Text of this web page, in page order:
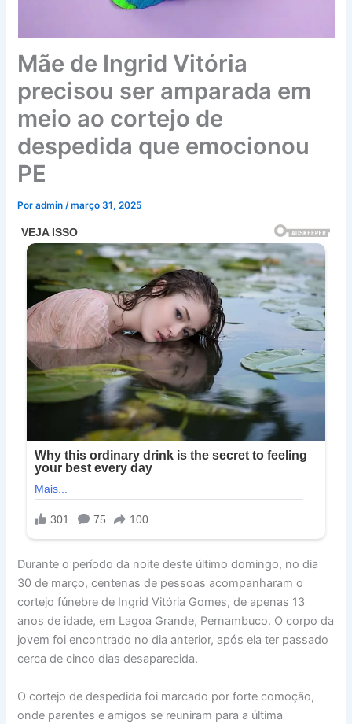
Mãe de Ingrid Vitória
precisou ser amparada em
meio ao cortejo de
despedida que emocionou
PE
Poradmin/março 31, 2025
Durante o período da noite deste último domingo, no dia
30 de março, centenas de pessoas acompanharam o
cortejo fúnebre de Ingrid Vitória Gomes, de apenas 13
anos de idade, em Lagoa Grande, Pernambuco. O corpo da
jovem foi encontrado no dia anterior, após ela ter passado
cerca de cinco dias desaparecida.
O cortejo de despedida foi marcado por forte comoção,
onde parentes e amigos se reuniram para a última